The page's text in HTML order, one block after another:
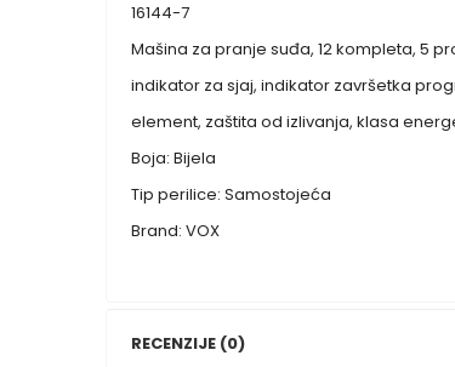
16144-7
Mašina za pranje suđa, 12 kompleta, 5
indikator za sjaj, indikator završetka
element, zaštita od izlivanja, klasa
Boja: Bijela
Tip perilice: Samostojeća
Brand: VOX
RECENZIJE (0)